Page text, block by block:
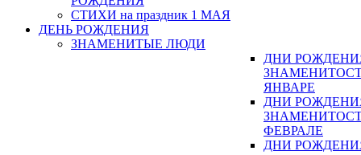
СТИХИ на праздник 1 МАЯ
ДЕНЬ РОЖДЕНИЯ
ЗНАМЕНИТЫЕ ЛЮДИ
ДНИ
ЯНВАРЕ
ДНИ
ФЕВРАЛЕ
ДНИ